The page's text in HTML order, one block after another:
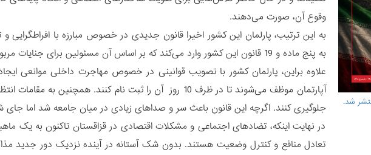
وقوع آن، صورت می‌دهند.
به این ترتیب، پارلمان این کشور اخیرا قانون جدیدی در خصوص مبارزه با افراطگرایی
به پنج ماده و 19 قانون این کشور وارد می‌کند که بر اساس آن مسئولین برای جنایات مربوط به تروریسم و افراطگرایی تشدید می‌شود.
علاوه براین، پارلمان کشور با تصویب قوانینی در خصوص مهاجرت داخلی موانعی
آپارتمان موظف می‌شوند تا در ظرف 10 روز آن را ثبت نام کنند.
جلوگیری کنند. اگرچه این قانون باعث سر و صداهای زیادی در میان جامعه شد اما
در نهایت اینکه، تضادهای اجتماعی و مشکلات اقتصادی در قزاقستان تاکنون به یک
تعادل منافع و کنترل وضعیت هستند. بدون شک آستانه در آینده نزدیک دور جدید